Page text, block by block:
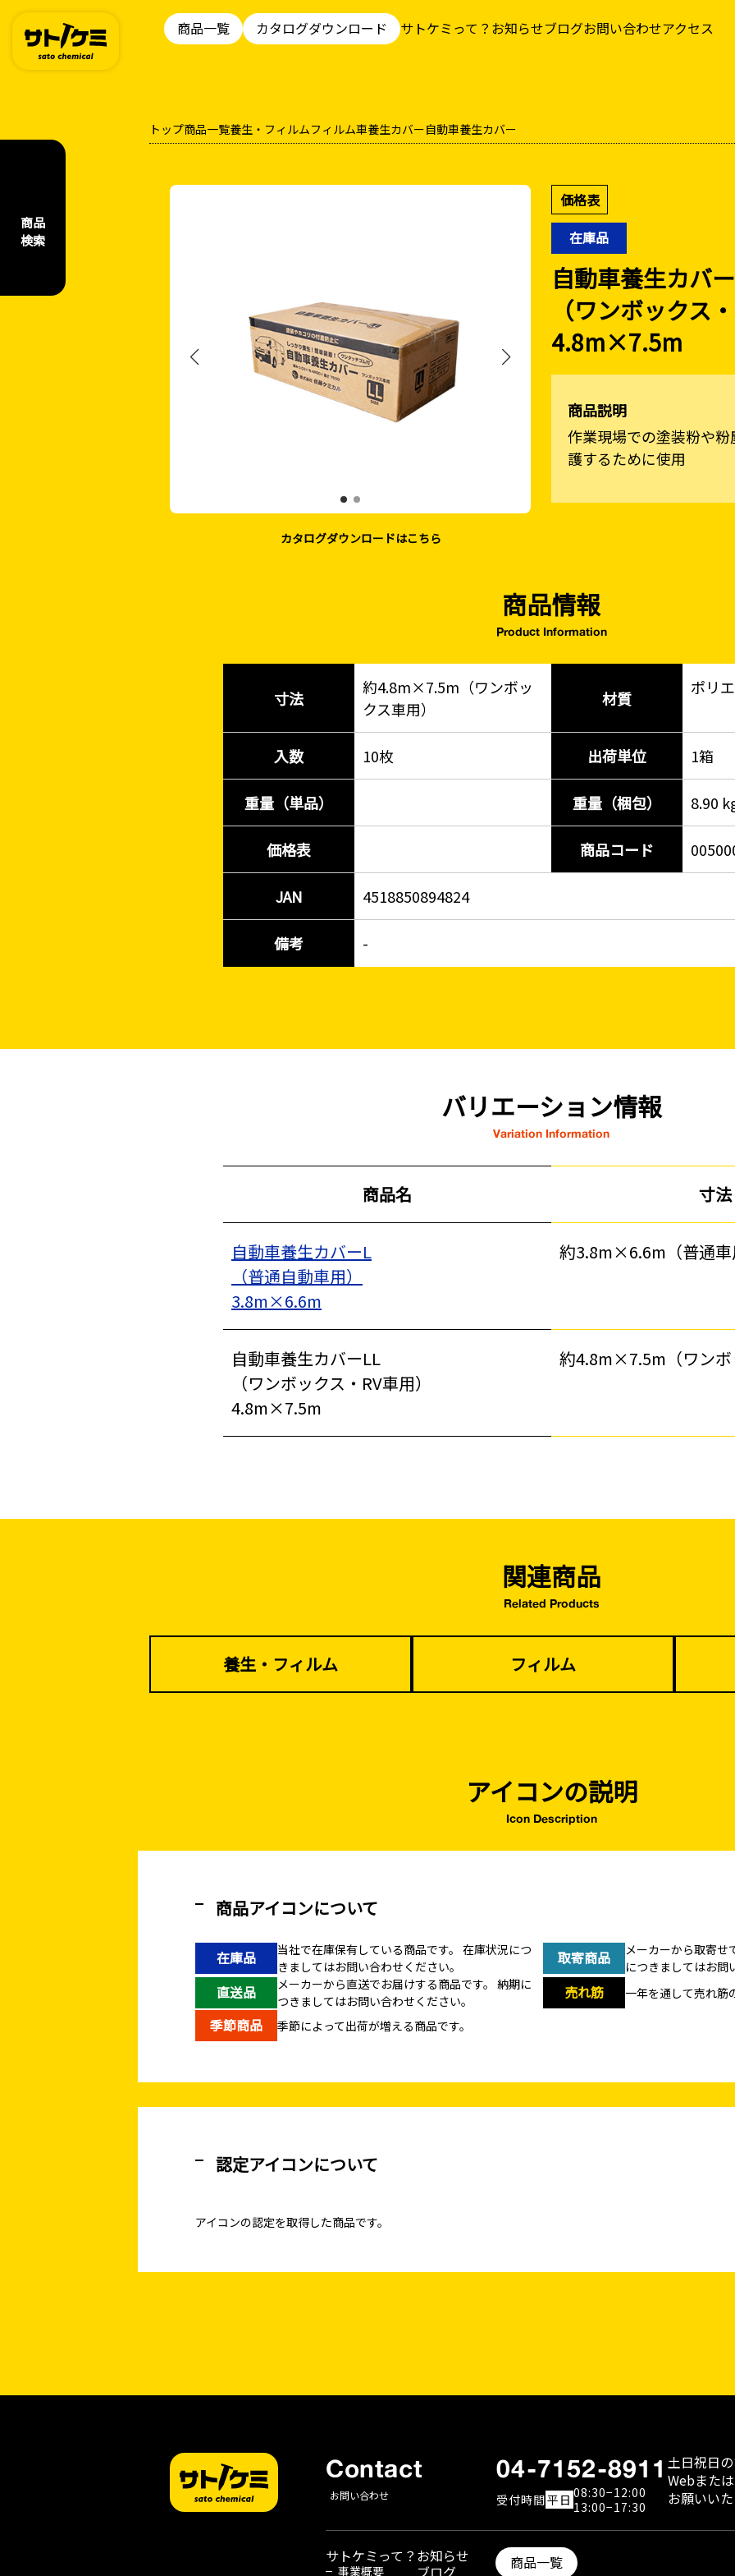
商品一覧 カタログダウンロード サトケミって？ お知らせブログお問い合わせアクセス
商品
検索
建てる（建築）
コンクリート
トップ商品一覧養生・フィルムフィルム車養生カバー自動車養生カバー
カタログダウンロードはこちら
価格表
在庫品
自動車養生カバ
（ワンボックス
4.8m×7.5m
商品説明
作業現場での塗装粉や
護するために使用
商品情報
Product Information
寸法
約4.8m×7.5m（ワンボッ
クス車用）
材質
ポリ
入数 10枚 出荷単位 1箱
重量（単品） 重量（梱包） 8.90
価格表 商品コード
JAN 4518850894824
備考 -
バリエーション情報
Variation Information
商品名 寸法
自動車養生カバーL
（普通自動車用）
3.8m×6.6m
約3.8m×6.6m（普通車
自動車養生カバーLL
（ワンボックス・RV車用）
4.8m×7.5m
約4.8m×7.5m（ワンボ
関連商品
Related Products
養生・フィルム フィルム
アイコンの説明
Icon Description
商品アイコンについて
在庫品 当社で在庫保有している商品です。 在庫状況につ
きましてはお問い合わせください。
取寄商品 メーカーから取寄せ
につきましてはお問
直送品 メーカーから直送でお届けする商品です。 納期に
つきましてはお問い合わせください。
売れ筋 一年を通して売れ筋
季節商品 季節によって出荷が増える商品です。
認定アイコンについて
アイコンの認定を取得した商品です。
Contact
お問い合わせ
04-7152-8911
受付時間平日 08:30−12:00
13:00−17:30
土日祝日の
Webまた
お願いい
サトケミって？
事業概要
お知らせ
ブログ
商品一覧